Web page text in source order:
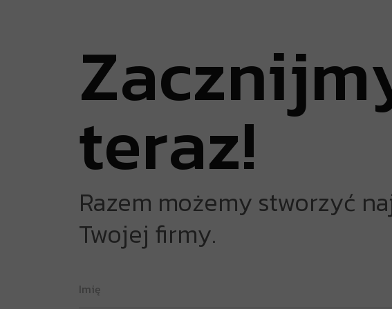
Zacznijm
teraz!
Razem możemy stworzyć
Twojej firmy.